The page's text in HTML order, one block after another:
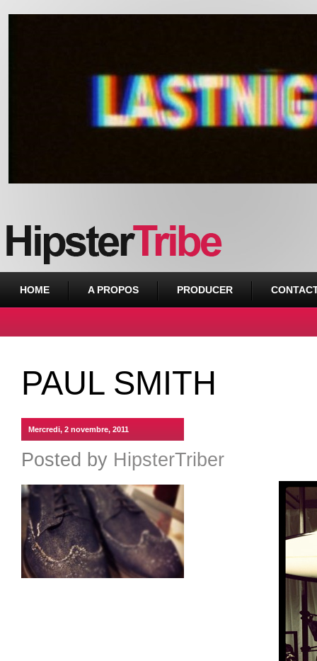
HOME A PROPOS PRODUCER
PAUL SMITH
Mercredi, 2 novembre, 2011
Posted by HipsterTriber